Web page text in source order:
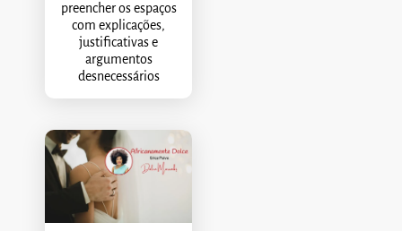
preencher os espaços
com explicações,
justificativas e
argumentos
desnecessários